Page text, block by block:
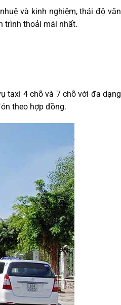
và kinh nghiệm, thái độ văn
trình thoải mái nhất.
taxi 4 chỗ và 7 chỗ với đa dạng
theo hợp đồng.